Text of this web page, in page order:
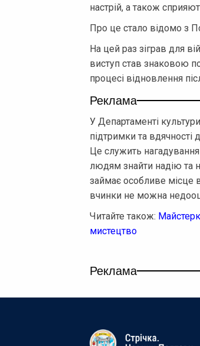
настрій, а також
Про це стало відомо з
На цей раз зіграв для
виступ став знаковою
процесі відновлення
Реклама
У Департаменті
підтримки та
Це служить
людям знайти надію та
займає особливе місце в
вчинки не можна
Читайте також:
мистецтво
Реклама